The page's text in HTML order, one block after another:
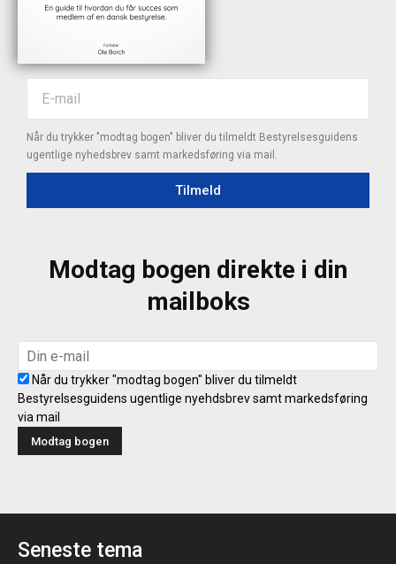
Når du trykker "modtag bogen" bliver du tilmeldt Bestyrelsesguidens
ugentlige nyhedsbrev samt markedsføring via mail.
Tilmeld
Modtag bogen direkte i din
mailboks
Når du trykker "modtag bogen" bliver du tilmeldt
Bestyrelsesguidens ugentlige nyehdsbrev samt markedsføring
via mail
Seneste tema